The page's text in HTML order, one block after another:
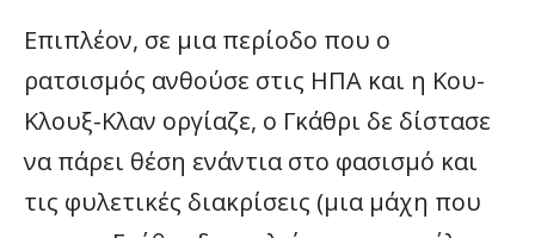
Επιπλέον, σε μια περίοδο που ο
ρατσισμός ανθούσε στις ΗΠΑ και η Κου-
Κλουξ-Κλαν οργίαζε, ο Γκάθρι δε δίστασε
να πάρει θέση ενάντια στο φασισμό και
τις φυλετικές διακρίσεις (μια μάχη που